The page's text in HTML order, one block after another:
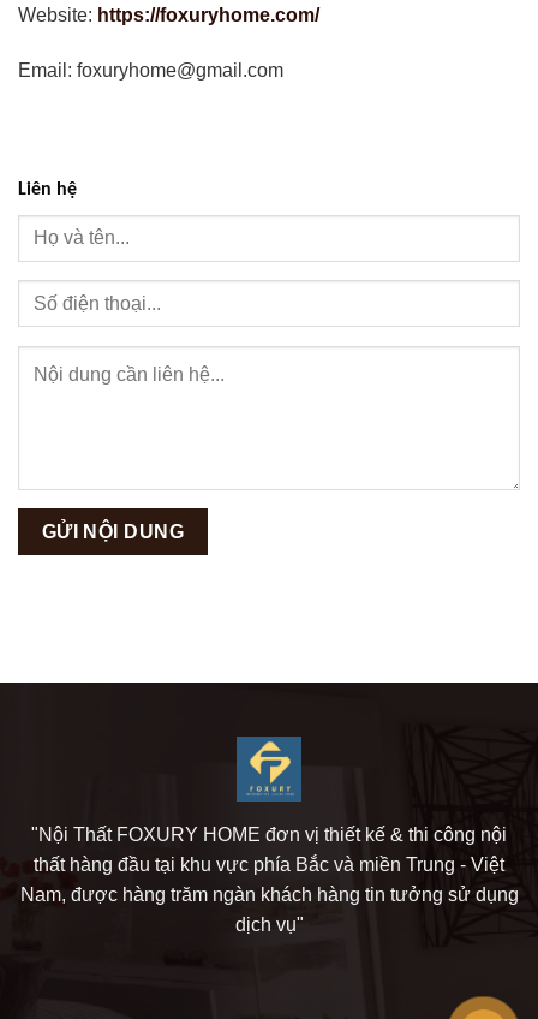
Website: https://foxuryhome.com/
Email: foxuryhome@gmail.com
Liên hệ
"Nội Thất FOXURY HOME đơn vị thiết kế & thi công nội
thất hàng đầu tại khu vực phía Bắc và miền Trung - Việt
Nam, được hàng trăm ngàn khách hàng tin tưởng sử dụng
dịch vụ"